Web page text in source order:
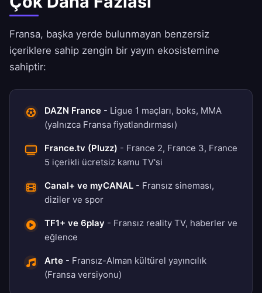
Fransa, başka yerde bulunmayan benzersiz
içeriklere sahip zengin bir yayın ekosistemine
sahiptir:
DAZN France - Ligue 1 maçları, boks, MMA
(yalnızca Fransa fiyatlandırması)
France.tv (Pluzz) - France 2, France 3, France
5 içerikli ücretsiz kamu TV'si
Canal+ ve myCANAL - Fransız sineması,
diziler ve spor
TF1+ ve 6play - Fransız reality TV, haberler ve
eğlence
Arte - Fransız-Alman kültürel yayıncılık
(Fransa versiyonu)